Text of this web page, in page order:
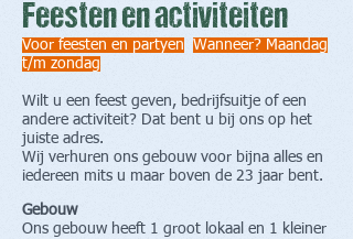
Feesten en activiteiten
Voor feesten en partyen
Wanneer? Maandag
t/m zondag
Wilt u een feest geven, bedrijfsuitje of een
andere activiteit? Dat bent u bij ons op het
juiste adres.
Wij verhuren ons gebouw voor bijna alles en
iedereen mits u maar boven de 23 jaar bent.
Gebouw
Ons gebouw heeft 1 groot lokaal en 1 kleiner